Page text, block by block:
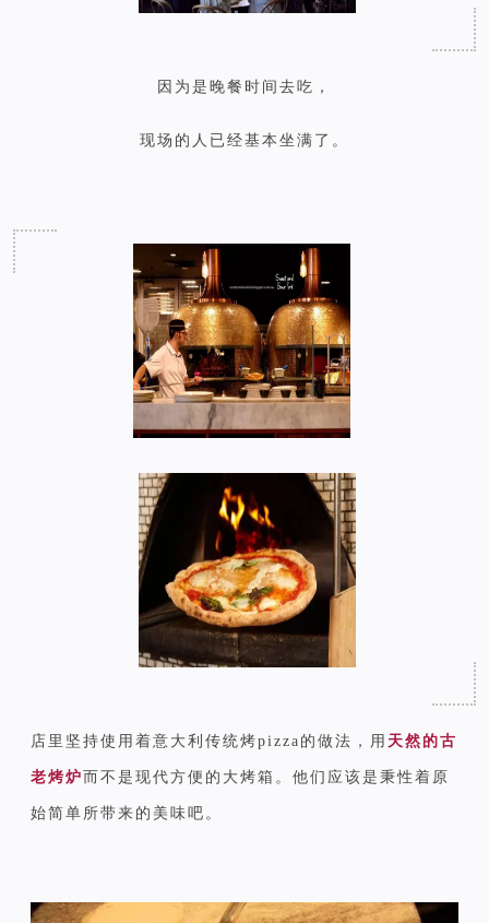
因为是晚餐时间去吃，
现场的人已经基本坐满了。
店里坚持使用着意大利传统烤pizza的做法，用 天然的古
老烤炉 而不是现代方便的大烤箱。他们应该是秉性着原
始简单所带来的美味吧。